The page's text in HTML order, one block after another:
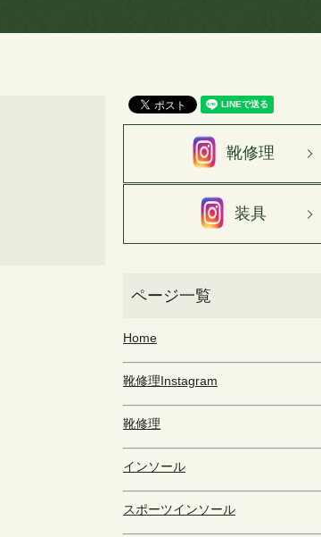
靴修理
装具
Home
靴修理Instagram
靴修理
インソール
スポーツインソール